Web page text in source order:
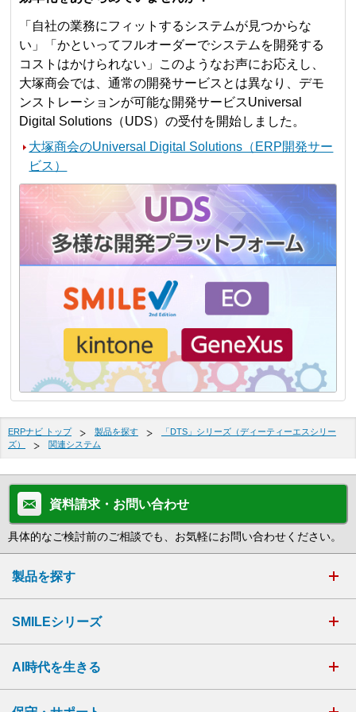
「自社の業務にフィットするシステムが見つからな
い」「かといってフルオーダーでシステムを開発する
コストはかけられない」このようなお声にお応えし、
大塚商会では、通常の開発サービスとは異なり、デモ
ンストレーションが可能な開発サービスUniversal
Digital Solutions（UDS）の受付を開始しました。
大塚商会のUniversal Digital Solutions（ERP開発サー
ビス）
ERPナビ トップ 製品を探す
「DTS」シリーズ（ディーティーエスシリー
ズ）
関連システム
資料請求・お問い合わせ
具体的なご検討前のご相談でも、お気軽にお問い合わせください。
製品を探す
SMILEシリーズ
AI時代を生きる